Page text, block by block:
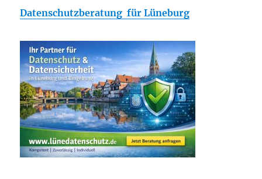
Datenschutzberatung für Lüneburg